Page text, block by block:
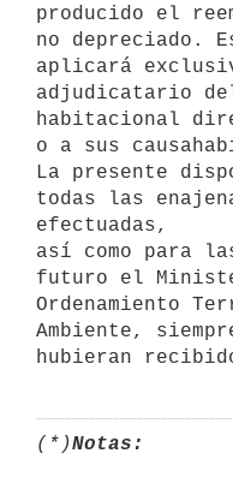
producido el
no depreciado.
aplicará
adjudicatario
habitacional
o a sus
La presente
todas las
efectuadas,
así como para
futuro el
Ordenamiento
Ambiente,
hubieran
(*)Notas: